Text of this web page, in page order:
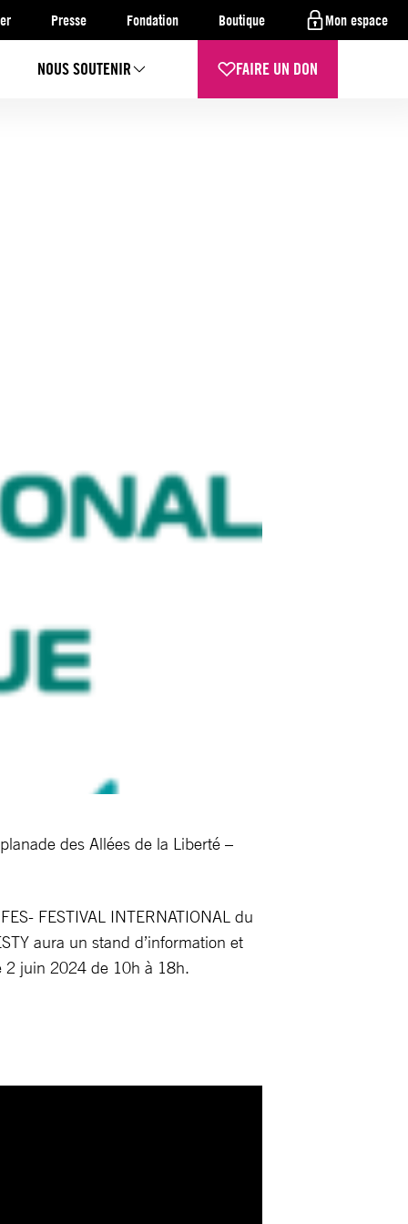
Presse Fondation Boutique Mon espace
NOUS SOUTENIR FAIRE UN DON
des Allées de la Liberté –
FESTIVAL INTERNATIONAL du
aura un stand d’information et
2 juin 2024 de 10h à 18h.